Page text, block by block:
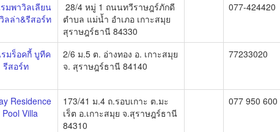
มพาวิลเลียน
ลล่า&รีสอร์ท
28/4 หมู่ 1 ถนนทวีราษฎร์ภักดี
ตำบล แม่น้ำ อำเภอ เกาะสมุย
สุราษฎร์ธานี 84330
077-424420
มร็อคกี้ บูทีค
รีสอร์ท
2/6 ม.5 ต. อ่างทอง อ. เกาะสมุย
จ. สุราษฎร์ธานี 84140
77233020
Residence
Pool Villa
173/41 ม.4 ถ.รอบเกาะ ต.มะ
เร็ต อ.เกาะสมุย จ.สุราษฎร์ธานี
84310
077 950 600